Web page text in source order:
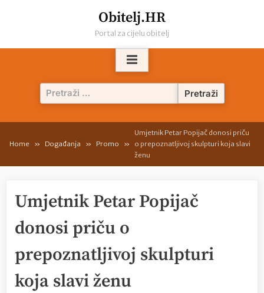
Obitelj.HR
Portal za cijelu obitelj
Pretraži:
Home Događanja Promo
Umjetnik Petar Popijač donosi priču
o prepoznatljivoj skulpturi koja slavi
ženu
Umjetnik Petar Popijač
donosi priču o
prepoznatljivoj skulpturi
koja slavi ženu